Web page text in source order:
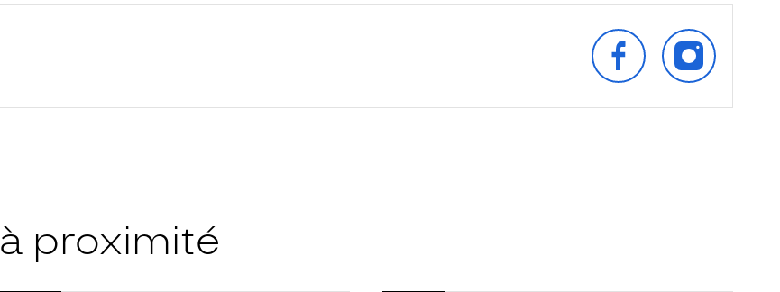
SUIVEZ‑NOUS
SUR
FACEBOOK
SUR
INSTAGRAM
à proximité